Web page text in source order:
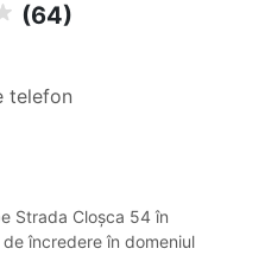
(64)
telefon
Strada Cloșca 54 în
încredere în domeniul